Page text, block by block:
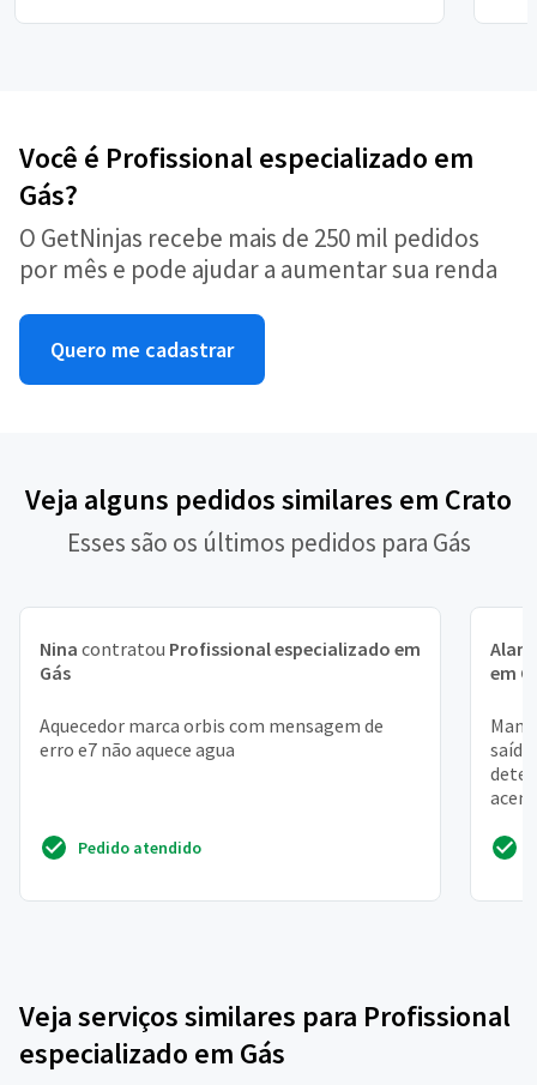
Você é Profissional especializado em
Gás?
O GetNinjas recebe mais de 250 mil pedidos
por mês e pode ajudar a aumentar sua renda
Quero me cadastrar
Veja alguns pedidos similares em Crato
Esses são os últimos pedidos para Gás
Nina contratou Profissional especializado em
Gás
Aquecedor marca orbis com mensagem de
erro e7 não aquece agua
Pedido atendido
em
Veja serviços similares para Profissional
especializado em Gás